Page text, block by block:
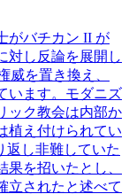
がバチカン II が
対し反論を展開し
威を置き換え、
います。モダニズ
ック教会は内部か
植え付けられてい
返し非難していた
を招いたとし、
立されたと述べて